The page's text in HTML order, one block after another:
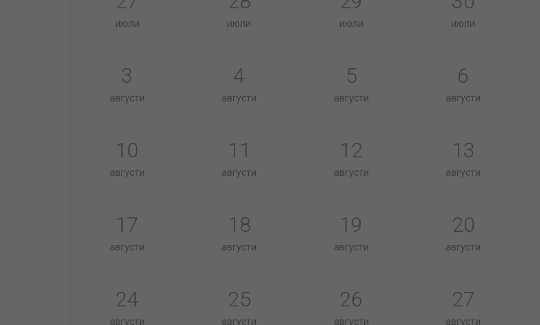
июли июли июли июли
3
августи
4
августи
5
августи
6
августи
10
августи
11
августи
12
августи
13
августи
17
августи
18
августи
19
августи
20
августи
24
августи
25
августи
26
августи
27
августи